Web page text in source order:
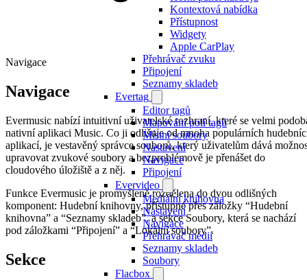
Kontextová nabídka
Přístupnost
Widgety
Apple CarPlay
Přehrávač zvuku
Připojení
Seznamy skladeb
Evertag
Editor tagů
Mapování polí tagů
Místní soubory
Nastavení
Navigace
Připojení
Evervideo
Mediální knihovna
Nastavení
Navigace
Přehrávač médií
Seznamy skladeb
Soubory
Flacbox
Navigace
Navigace
Evermusic nabízí intuitivní uživatelské rozhraní, které se velmi
nativní aplikaci Music. Co ji odlišuje od mnoha populárních
aplikací, je vestavěný správce souborů, který uživatelům dává
upravovat zvukové soubory a bezproblémově je přenášet do
cloudového úložiště a z něj.
Funkce Evermusic je promyšleně rozdělena do dvou odlišných
komponent: Hudební knihovny, přístupné přes záložky “Hudební
knihovna” a “Seznamy skladeb”, a sekce Soubory, která se nachází
pod záložkami “Připojení” a “Lokální soubory”.
Sekce